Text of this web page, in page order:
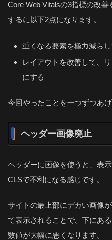
Core Web Vitalsの3指標の改
するに以下2点になります。
重くなる要素を極力減ら
レイアウトを改善して、
にする
今回やったことを一つずつあげ
ヘッダー画像廃止
ヘッダーに画像を使うと、表
CLSで不利になる感じです。
サイトの最上部にデカい画像
て表示されることで、下にあ
数値が大幅に悪くなります。